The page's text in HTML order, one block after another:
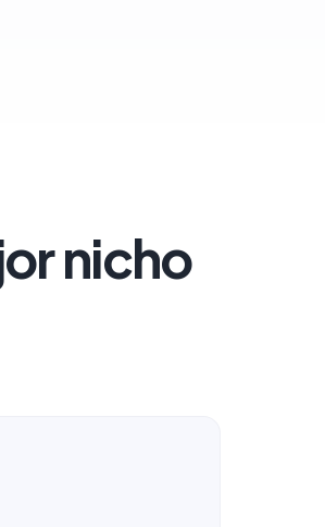
nicho